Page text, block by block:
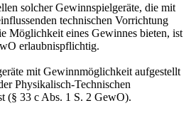
solcher Gewinnspielgeräte, die mit
technischen Vorrichtung
Möglichkeit eines Gewinnes bieten, ist
erlaubnispflichtig.
mit Gewinnmöglichkeit aufgestellt
Physikalisch-Technischen
(§ 33 c Abs. 1 S. 2 GewO).